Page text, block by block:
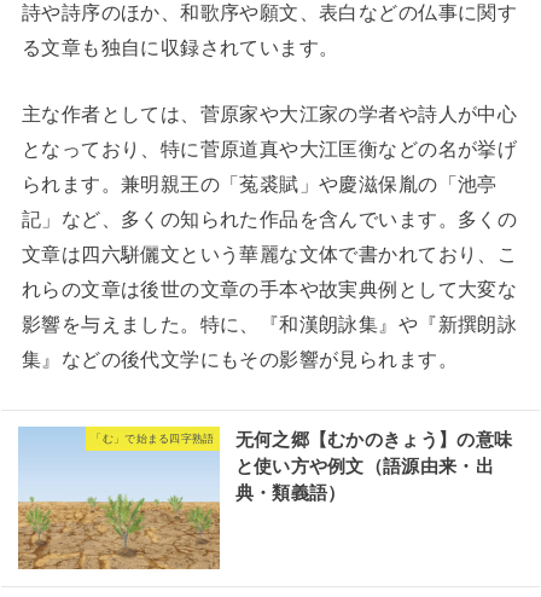
詩や詩序のほか、和歌序や願文、表白などの仏事に関す
る文章も独自に収録されています。
主な作者としては、菅原家や大江家の学者や詩人が中心
となっており、特に菅原道真や大江匡衡などの名が挙げ
られます。兼明親王の「菟裘賦」や慶滋保胤の「池亭
記」など、多くの知られた作品を含んでいます。多くの
文章は四六駢儷文という華麗な文体で書かれており、こ
れらの文章は後世の文章の手本や故実典例として大変な
影響を与えました。特に、『和漢朗詠集』や『新撰朗詠
集』などの後代文学にもその影響が見られます。
「む」で始まる四字熟語
无何之郷【むかのきょう】の意味
と使い方や例文（語源由来・出
典・類義語）